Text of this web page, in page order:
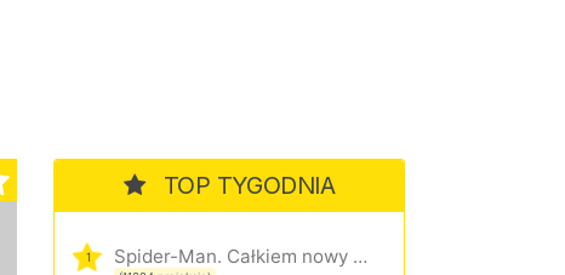
TOP TYGODNIA
1 Spider-Man. Całkiem nowy dzień